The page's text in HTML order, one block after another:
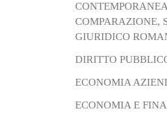
COMPARAZIONE,
GIURIDICO
DIRITTO
ECONOMIA
ECONOMIA E